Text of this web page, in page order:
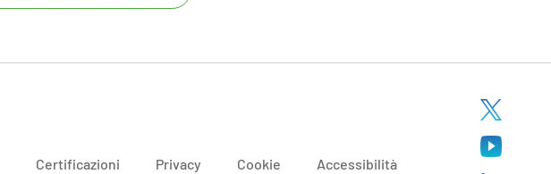
Certificazioni Privacy Cookie Accessibilità